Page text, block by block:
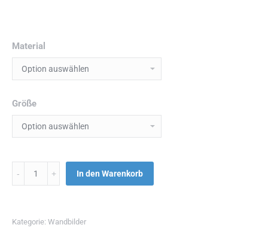
Material
Größe
Menge In den Warenkorb
Kategorie: Wandbilder